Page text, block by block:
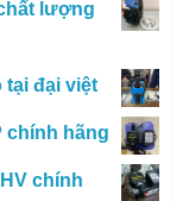
lượng
tại đại việt
chính hãng
chính